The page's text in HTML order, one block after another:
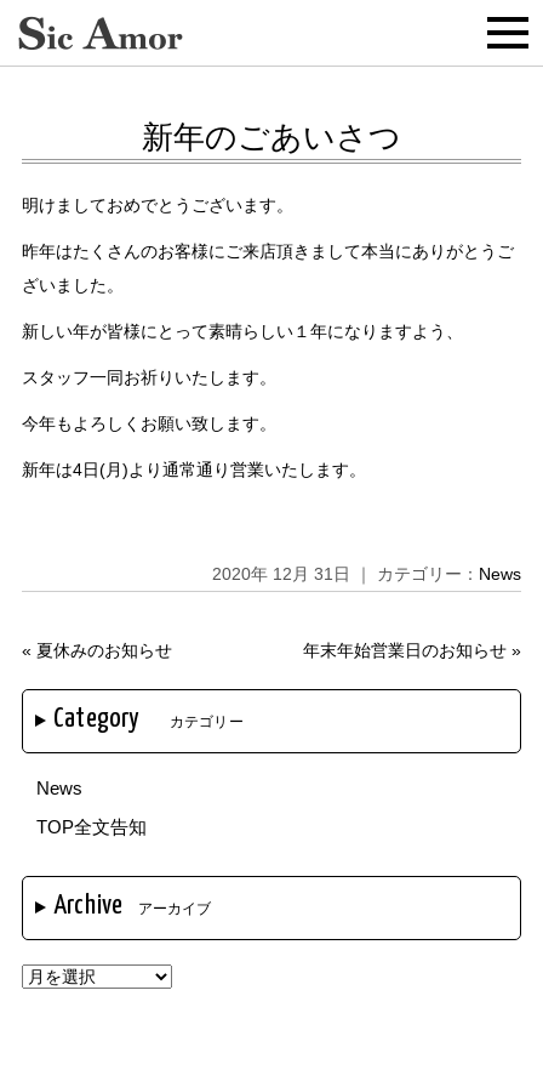
新年のごあいさつ
明けましておめでとうございます。
昨年はたくさんのお客様にご来店頂きまして本当にありがとうご
ざいました。
新しい年が皆様にとって素晴らしい１年になりますよう、
スタッフ一同お祈りいたします。
今年もよろしくお願い致します。
新年は4日(月)より通常通り営業いたします。
2020年 12月 31日 ｜ カテゴリー： News
« 夏休みのお知らせ 年末年始営業日のお知らせ »
Category カテゴリー
News
TOP全文告知
Archive アーカイブ